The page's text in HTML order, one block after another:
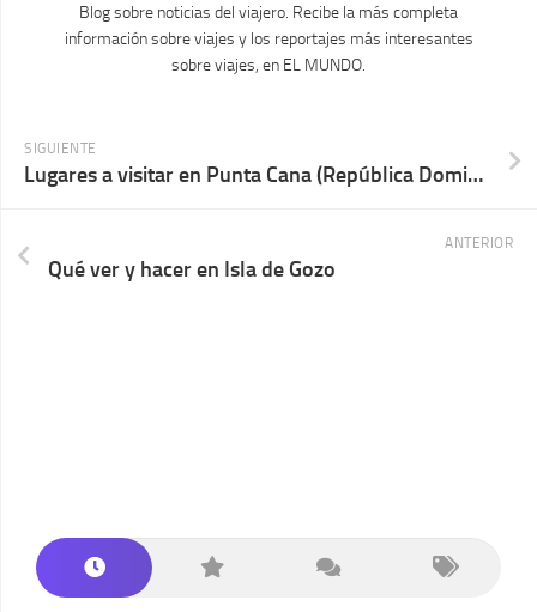
Blog sobre noticias del viajero. Recibe la más completa
información sobre viajes y los reportajes más interesantes
sobre viajes, en EL MUNDO.
SIGUIENTE
Lugares a visitar en Punta Cana (República Dominicana)
ANTERIOR
Qué ver y hacer en Isla de Gozo